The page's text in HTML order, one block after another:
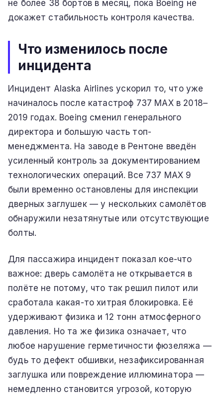
не более 38 бортов в месяц, пока Boeing не
докажет стабильность контроля качества.
Что изменилось после
инцидента
Инцидент Alaska Airlines ускорил то, что уже
начиналось после катастроф 737 MAX в 2018–
2019 годах. Boeing сменил генерального
директора и большую часть топ-
менеджмента. На заводе в Рентоне введён
усиленный контроль за документированием
технологических операций. Все 737 MAX 9
были временно остановлены для инспекции
дверных заглушек — у нескольких самолётов
обнаружили незатянутые или отсутствующие
болты.
Для пассажира инцидент показал кое-что
важное: дверь самолёта не открывается в
полёте не потому, что так решил пилот или
сработала какая-то хитрая блокировка. Её
удерживают физика и 12 тонн атмосферного
давления. Но та же физика означает, что
любое нарушение герметичности фюзеляжа —
будь то дефект обшивки, незафиксированная
заглушка или повреждение иллюминатора —
немедленно становится угрозой, которую